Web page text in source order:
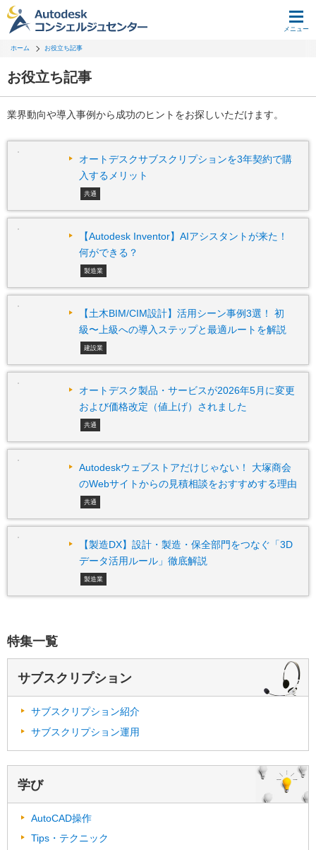
メニュー
ホーム お役立ち記事
お役立ち記事
業界動向や導入事例から成功のヒントをお探しいただけます。
オートデスクサブスクリプションを3年契約で購
入するメリット
共通
【Autodesk Inventor】AIアシスタントが来た！
何ができる？
製造業
【土木BIM/CIM設計】活用シーン事例3選！ 初
級〜上級への導入ステップと最適ルートを解説
建設業
オートデスク製品・サービスが2026年5月に変更
および価格改定（値上げ）されました
共通
Autodeskウェブストアだけじゃない！ 大塚商会
のWebサイトからの見積相談をおすすめする理由
共通
【製造DX】設計・製造・保全部門をつなぐ「3D
データ活用ルール」徹底解説
製造業
特集一覧
サブスクリプション
サブスクリプション紹介
サブスクリプション運用
学び
AutoCAD操作
Tips・テクニック